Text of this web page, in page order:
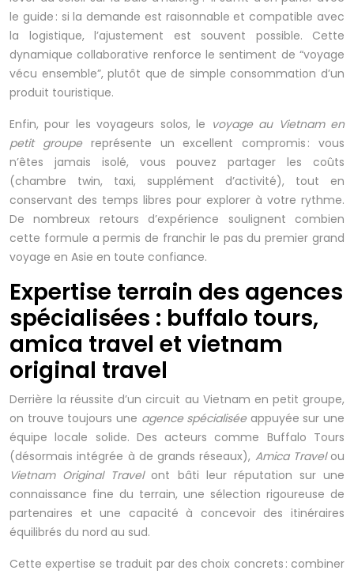
le guide : si la demande est raisonnable et compatible avec
la logistique, l’ajustement est souvent possible. Cette
dynamique collaborative renforce le sentiment de “voyage
vécu ensemble”, plutôt que de simple consommation d’un
produit touristique.
Enfin, pour les voyageurs solos, le voyage au Vietnam en
petit groupereprésente un excellent compromis : vous
n’êtes jamais isolé, vous pouvez partager les coûts
(chambre twin, taxi, supplément d’activité), tout en
conservant des temps libres pour explorer à votre rythme.
De nombreux retours d’expérience soulignent combien
cette formule a permis de franchir le pas du premier grand
voyage en Asie en toute confiance.
Expertise terrain des agences
spécialisées : buffalo tours,
amica travel et vietnam
original travel
Derrière la réussite d’un circuit au Vietnam en petit groupe,
on trouve toujours une agence spécialisée appuyée sur une
équipe locale solide. Des acteurs comme Buffalo Tours
(désormais intégrée à de grands réseaux), Amica Travelou
Vietnam Original Travelont bâti leur réputation sur une
connaissance fine du terrain, une sélection rigoureuse de
partenaires et une capacité à concevoir des itinéraires
équilibrés du nord au sud.
Cette expertise se traduit par des choix concrets : combiner